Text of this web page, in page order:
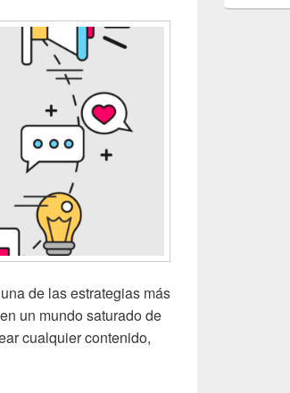
de las estrategias más
un mundo saturado de
cualquier contenido,
cómo crear contenido que atraiga